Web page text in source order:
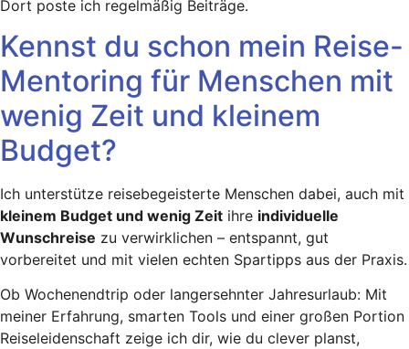
Dort poste ich regelmäßig Beiträge.
Kennst du schon mein Reise-
Mentoring für Menschen mit
wenig Zeit und kleinem
Budget?
Ich unterstütze reisebegeisterte Menschen dabei, auch mit
kleinem Budget und wenig Zeit ihre individuelle
Wunschreise zu verwirklichen – entspannt, gut
vorbereitet und mit vielen echten Spartipps aus der Praxis.
Ob Wochenendtrip oder langersehnter Jahresurlaub: Mit
meiner Erfahrung, smarten Tools und einer großen Portion
Reiseleidenschaft zeige ich dir, wie du clever planst,